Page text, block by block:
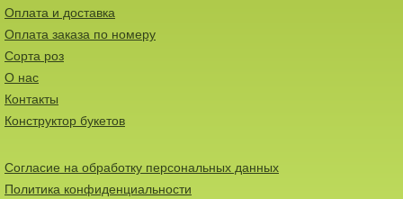
Оплата и доставка
Оплата заказа по номеру
Сорта роз
О нас
Контакты
Конструктор букетов
Согласие на обработку персональных данных
Политика конфиденциальности